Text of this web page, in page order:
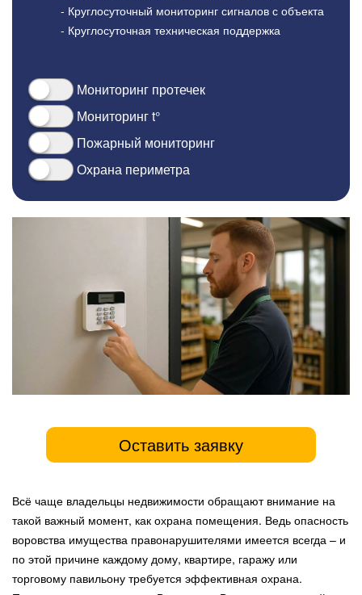
- Круглосуточный мониторинг сигналов с объекта
- Круглосуточная техническая поддержка
Мониторинг протечек
Мониторинг t°
Пожарный мониторинг
Охрана периметра
Оставить заявку
Всё чаще владельцы недвижимости обращают внимание на
такой важный момент, как охрана помещения. Ведь опасность
воровства имущества правонарушителями имеется всегда – и
по этой причине каждому дому, квартире, гаражу или
торговому павильону требуется эффективная охрана.